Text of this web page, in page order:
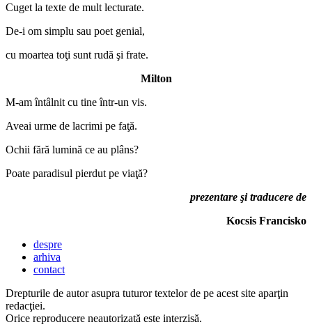
Cuget la texte de mult lecturate.
De-i om simplu sau poet genial,
cu moartea toţi sunt rudă şi frate.
Milton
M-am întâlnit cu tine într-un vis.
Aveai urme de lacrimi pe faţă.
Ochii fără lumină ce au plâns?
Poate paradisul pierdut pe viaţă?
prezentare şi traducere de
Kocsis Francisko
despre
arhiva
contact
Drepturile de autor asupra tuturor textelor de pe acest site aparţin
redacţiei.
Orice reproducere neautorizată este interzisă.